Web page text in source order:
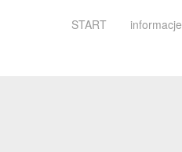
START informacje